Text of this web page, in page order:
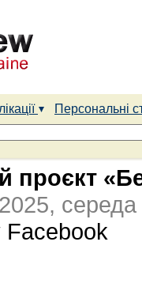
Персональні
проєкт
середа